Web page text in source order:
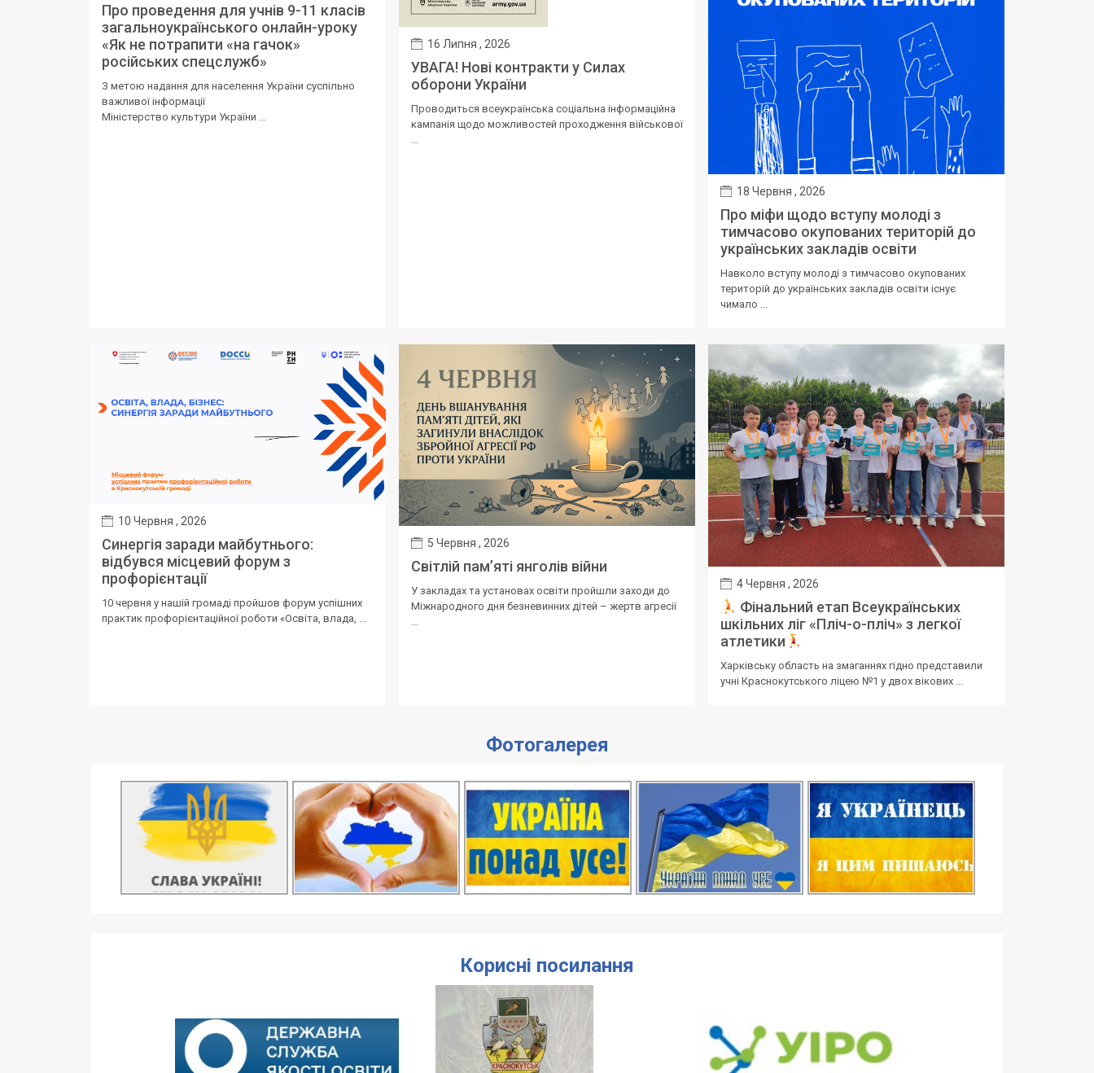
Про проведення для учнів 9-11 класів
загальноукраїнського онлайн-уроку
«Як не потрапити «на гачок»
російських спецслужб»
З метою надання для населення України суспільно
важливої інформації
Міністерство культури України ...
16 Липня , 2026
УВАГА! Нові контракти у Силах
оборони України
Проводиться всеукраїнська соціальна інформаційна
кампанія щодо можливостей проходження військової
18 Червня , 2026
Про міфи щодо вступу молоді з
тимчасово окупованих територій до
українських закладів освіти
Навколо вступу молоді з тимчасово окупованих
територій до українських закладів освіти існує
чимало ...
10 Червня , 2026
Синергія заради майбутнього:
відбувся місцевий форум з
профорієнтації
10 червня у нашій громаді пройшов форум успішних
практик профорієнтаційної роботи «Освіта, влада, ...
5 Червня , 2026
Світлій пам’яті янголів війни
У закладах та установах освіти пройшли заходи до
Міжнародного дня безневинних дітей – жертв агресії
...
4 Червня , 2026
Фінальний етап Всеукраїнських
шкільних ліг «Пліч-о-пліч» з легкої
атлетики
Харківську область на змаганнях гідно представили
учні Краснокутського ліцею №1 у двох вікових ...
Фотогалерея
Корисні посилання